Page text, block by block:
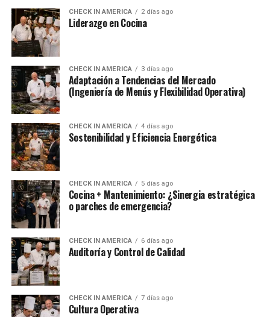
CHECK IN AMERICA 2 días ago
Liderazgo en Cocina
CHECK IN AMERICA 3 días ago
Adaptación a Tendencias del Mercado
(Ingeniería de Menús y Flexibilidad Operativa)
CHECK IN AMERICA 4 días ago
Sostenibilidad y Eficiencia Energética
CHECK IN AMERICA 5 días ago
Cocina + Mantenimiento: ¿Sinergia estratégica
o parches de emergencia?
CHECK IN AMERICA 6 días ago
Auditoría y Control de Calidad
CHECK IN AMERICA 7 días ago
Cultura Operativa